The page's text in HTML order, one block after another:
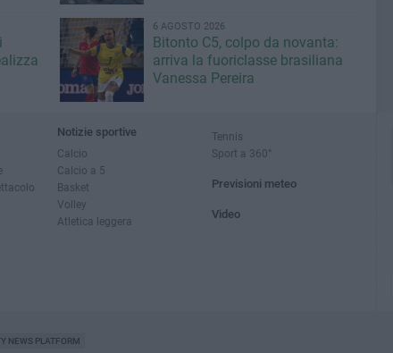
6 AGOSTO 2026
Bitonto C5, colpo da novanta:
arriva la fuoriclasse brasiliana
Vanessa Pereira
Notizie sportive
Calcio
Calcio a 5
Basket
Volley
Atletica leggera
Tennis
Sport a 360°
Previsioni meteo
Video
NEWS PLATFORM